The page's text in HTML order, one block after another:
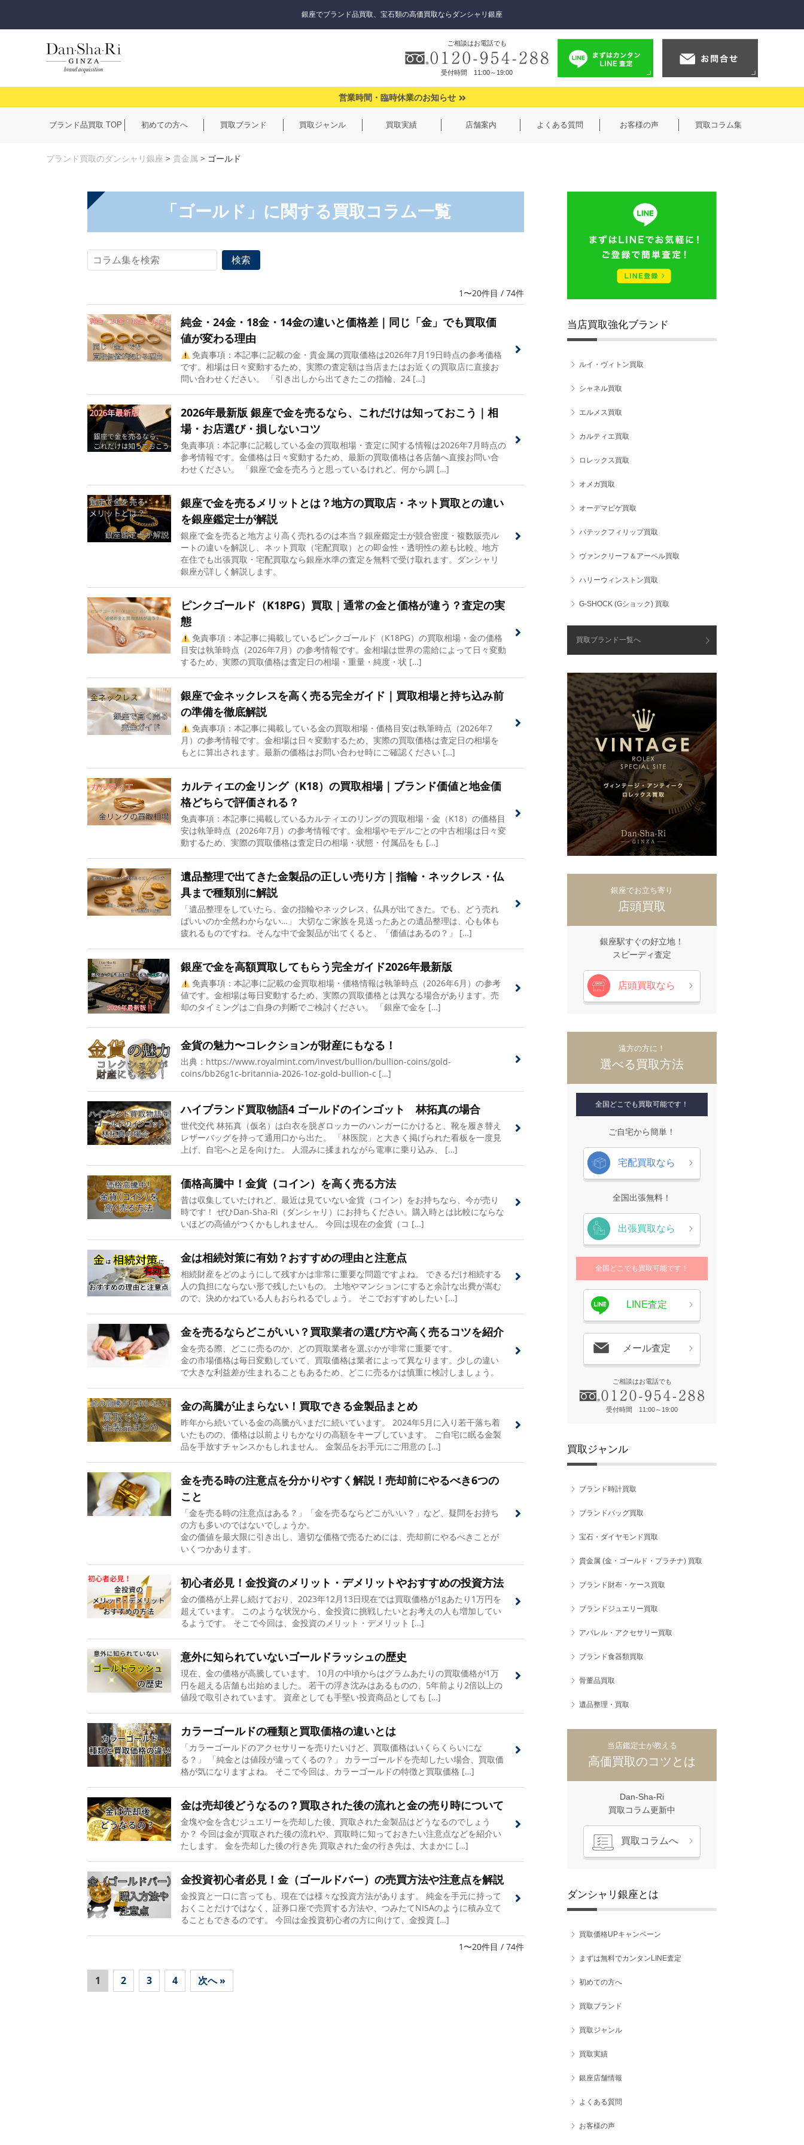
銀座でブランド品買取、宝石類の高価買取ならダンシャリ銀座
ご相談はお電話でも
受付時間 11:00～19:00
営業時間・臨時休業のお知らせ
ブランド品買取 TOP 初めての方へ 買取ブランド 買取ジャンル 買取実績 店舗案内 よくある質問 お客様の声 買取コラム集
ブランド買取のダンシャリ銀座 > 貴金属 > ゴールド
「ゴールド」に関する買取コラム一覧
1〜20件目 / 74件
純金・24金・18金・14金の違いと価格差｜同じ「金」でも買取価
値が変わる理由
免責事項：本記事に記載の金・貴金属の買取価格は2026年7月19日時点の参考価格
です。相場は日々変動するため、実際の査定額は当店またはお近くの買取店に直接お
問い合わせください。 「引き出しから出てきたこの指輪、24 […]
2026年最新版 銀座で金を売るなら、これだけは知っておこう｜相
場・お店選び・損しないコツ
免責事項：本記事に記載している金の買取相場・査定に関する情報は2026年7月時点の
参考情報です。金価格は日々変動するため、最新の買取価格は各店舗へ直接お問い合
わせください。 「銀座で金を売ろうと思っているけれど、何から調 […]
銀座で金を売るメリットとは？地方の買取店・ネット買取との違い
を銀座鑑定士が解説
銀座で金を売ると地方より高く売れるのは本当？銀座鑑定士が競合密度・複数販売ル
ートの違いを解説し、ネット買取（宅配買取）との即金性・透明性の差も比較。地方
在住でも出張買取・宅配買取なら銀座水準の査定を無料で受け取れます。ダンシャリ
銀座が詳しく解説します。
ピンクゴールド（K18PG）買取｜通常の金と価格が違う？査定の実
態
免責事項：本記事に掲載しているピンクゴールド（K18PG）の買取相場・金の価格
目安は執筆時点（2026年7月）の参考情報です。金相場は世界の需給によって日々変動
するため、実際の買取価格は査定日の相場・重量・純度・状 […]
銀座で金ネックレスを高く売る完全ガイド｜買取相場と持ち込み前
の準備を徹底解説
免責事項：本記事に掲載している金の買取相場・価格目安は執筆時点（2026年7
月）の参考情報です。金相場は日々変動するため、実際の買取価格は査定日の相場を
もとに算出されます。最新の価格はお問い合わせ時にご確認ください […]
カルティエの金リング（K18）の買取相場｜ブランド価値と地金価
格どちらで評価される？
免責事項：本記事に掲載しているカルティエのリングの買取相場・金（K18）の価格目
安は執筆時点（2026年7月）の参考情報です。金相場やモデルごとの中古相場は日々変
動するため、実際の買取価格は査定日の相場・状態・付属品をも […]
遺品整理で出てきた金製品の正しい売り方｜指輪・ネックレス・仏
具まで種類別に解説
「遺品整理をしていたら、金の指輪やネックレス、仏具が出てきた。でも、どう売れ
ばいいのか全然わからない…」 大切なご家族を見送ったあとの遺品整理は、心も体も
疲れるものですね。そんな中で金製品が出てくると、「価値はあるの？」 […]
銀座で金を高額買取してもらう完全ガイド2026年最新版
免責事項：本記事に記載の金買取相場・価格情報は執筆時点（2026年6月）の参考
値です。金相場は毎日変動するため、実際の買取価格とは異なる場合があります。売
却のタイミングはご自身の判断でご検討ください。 「銀座で金を […]
金貨の魅力〜コレクションが財産にもなる！
出典：https://www.royalmint.com/invest/bullion/bullion-coins/gold-
coins/bb26g1c-britannia-2026-1oz-gold-bullion-c […]
ハイブランド買取物語4 ゴールドのインゴット 林拓真の場合
世代交代 林拓真（仮名）は白衣を脱ぎロッカーのハンガーにかけると、靴を履き替え
レザーバッグを持って通用口から出た。 「林医院」と大きく掲げられた看板を一度見
上げ、自宅へと足を向けた。 人混みに揉まれながら電車に乗り込み、 […]
価格高騰中！金貨（コイン）を高く売る方法
昔は収集していたけれど、最近は見ていない金貨（コイン）をお持ちなら、今が売り
時です！ ぜひDan-Sha-Ri（ダンシャリ）にお持ちください。購入時とは比較にならな
いほどの高値がつくかもしれません。 今回は現在の金貨（コ […]
金は相続対策に有効？おすすめの理由と注意点
相続財産をどのようにして残すかは非常に重要な問題ですよね。 できるだけ相続する
人の負担にならない形で残したいもの。 土地やマンションにすると余計な出費が嵩む
ので、決めかねている人もおられるでしょう。 そこでおすすめしたい […]
金を売るならどこがいい？買取業者の選び方や高く売るコツを紹介
金を売る際、どこに売るのか、どの買取業者を選ぶかが非常に重要です。
金の市場価格は毎日変動していて、買取価格は業者によって異なります。少しの違い
で大きな利益差が生まれることもあるため、どこに売るかは慎重に検討しましょう。
金の高騰が止まらない！買取できる金製品まとめ
昨年から続いている金の高騰がいまだに続いています。 2024年5月に入り若干落ち着
いたものの、価格は以前よりもかなりの高額をキープしています。 ご自宅に眠る金製
品を手放すチャンスかもしれません。 金製品をお手元にご用意の […]
金を売る時の注意点を分かりやすく解説！売却前にやるべき6つの
こと
「金を売る時の注意点はある？」「金を売るならどこがいい？」など、疑問をお持ち
の方も多いのではないでしょうか。
金の価値を最大限に引き出し、適切な価格で売るためには、売却前にやるべきことが
いくつかあります。
初心者必見！金投資のメリット・デメリットやおすすめの投資方法
金の価格が上昇し続けており、2023年12月13日現在では買取価格が1gあたり1万円を
超えています。 このような状況から、金投資に挑戦したいとお考えの人も増加してい
るようです。 そこで今回は、金投資のメリット・デメリット […]
意外に知られていないゴールドラッシュの歴史
現在、金の価格が高騰しています。 10月の中頃からはグラムあたりの買取価格が1万
円を超える店舗も出始めました。 若干の浮き沈みはあるものの、5年前より2倍以上の
値段で取引されています。 資産としても手堅い投資商品としても […]
カラーゴールドの種類と買取価格の違いとは
「カラーゴールドのアクセサリーを売りたいけど、買取価格はいくらくらいにな
る？」 「純金とは値段が違ってくるの？」 カラーゴールドを売却したい場合、買取価
格が気になりますよね。 そこで今回は、カラーゴールドの特徴と買取価格 […]
金は売却後どうなるの？買取された後の流れと金の売り時について
金塊や金を含むジュエリーを売却した後、買取された金製品はどうなるのでしょう
か？ 今回は金が買取された後の流れや、買取時に知っておきたい注意点などを紹介い
たします。 金を売却した後の行き先 買取された金の行き先は、大まかに […]
金投資初心者必見！金（ゴールドバー）の売買方法や注意点を解説
金投資と一口に言っても、現在では様々な投資方法があります。 純金を手元に持って
おくことだけではなく、証券口座で売買する方法や、つみたてNISAのように積み立て
ることもできるのです。 今回は金投資初心者の方に向けて、金投資 […]
1〜20件目 / 74件
1 2 3 4 次へ »
当店買取強化ブランド
ルイ・ヴィトン買取
シャネル買取
エルメス買取
カルティエ買取
ロレックス買取
オメガ買取
オーデマピゲ買取
パテックフィリップ買取
ヴァンクリーフ＆アーペル買取
ハリーウィンストン買取
G-SHOCK (Gショック) 買取
買取ブランド一覧へ
銀座でお立ち寄り
店頭買取
銀座駅すぐの好立地！
スピーディ査定
店頭買取なら
遠方の方に！
選べる買取方法
全国どこでも買取可能です！
ご自宅から簡単！
宅配買取なら
全国出張無料！
出張買取なら
全国どこでも買取可能です！
LINE査定
メール査定
ご相談はお電話でも
受付時間 11:00～19:00
買取ジャンル
ブランド時計買取
ブランドバッグ買取
宝石・ダイヤモンド買取
貴金属 (金・ゴールド・プラチナ) 買取
ブランド財布・ケース買取
ブランドジュエリー買取
アパレル・アクセサリー買取
ブランド食器類買取
骨董品買取
遺品整理・買取
当店鑑定士が教える
高価買取のコツとは
Dan-Sha-Ri
買取コラム更新中
買取コラムへ
ダンシャリ銀座とは
買取価格UPキャンペーン
まずは無料でカンタンLINE査定
初めての方へ
買取ブランド
買取ジャンル
買取実績
銀座店舗情報
よくある質問
お客様の声